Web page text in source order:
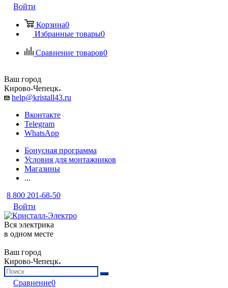
Войти
Корзина0
Избранные товары0
Сравнение товаров0
Ваш город
Кирово-Чепецк
help@kristall43.ru
Вконтакте
Telegram
WhatsApp
Бонусная программа
Условия для монтажников
Магазины
...
8 800 201-68-50
Войти
Вся электрика
в одном месте
Ваш город
Кирово-Чепецк
Сравнение0